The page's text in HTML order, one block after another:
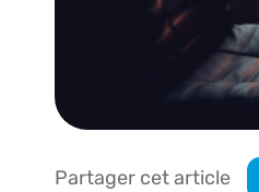
Partager cet article